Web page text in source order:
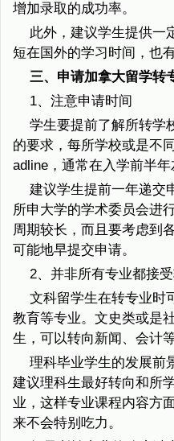
增加录取的成功率。
此外，建议学生提供一
短在国外的学习时间，也
三、申请加拿大留学转
1、注意申请时间
学生要提前了解所转学
的要求，每所学校或是不
adline，通常在入学前半年
建议学生提前一年递交
所申大学的学术委员会进
周期较长，而且要考虑到
可能地早提交申请。
2、并非所有专业都接
文科留学生在转专业时
教育等专业。文史类或是
生，可以转向新闻、会计等
理科毕业学生的发展前
建议理科生最好转向和所
业，这样专业课程内容方
来不会特别吃力。